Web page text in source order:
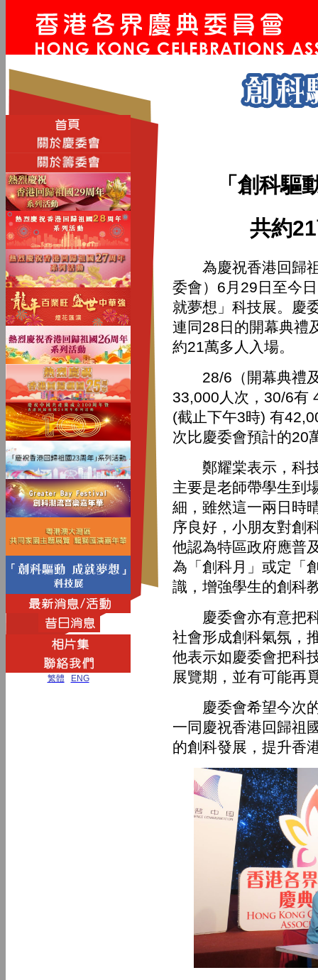
繁體 ENG
「創科驅
共約
為慶祝香港回歸祖
委會）6月29日至今
就夢想」科技展。慶
連同28日的開幕典禮
約21萬多人入場。
28/6（開幕典禮及
33,000人次，30/6有
(截止下午3時) 有
次比慶委會預計的20
鄭耀棠表示，科技
主要是老師帶學生到
細，雖然這一兩日時
序良好，小朋友對創
他認為特區政府應普
為「創科月」或定「
識，增強學生的創科
慶委會亦有意把科
社會形成創科氣氛，
他表示如慶委會把科
展覽期，並有可能再
慶委會希望今次的
一同慶祝香港回歸祖
的創科發展，提升香